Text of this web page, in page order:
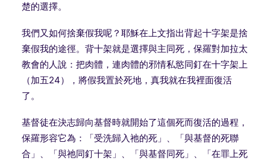
楚的選擇。
我們又如何捨棄假我呢？耶穌在上文指出背起十字架是捨
棄假我的途徑。背十架就是選擇與主同死，保羅對加拉太
教會的人說：把肉體，連肉體的邪情私慾同釘在十字架上
（加五24），將假我置於死地，真我就在我裡面復活
了。
基督徒在決志歸向基督時就開始了這個死而復活的過程，
保羅形容它為：「受洗歸入祂的死」、「與基督的死聯
合」、「與祂同釘十架」、「與基督同死」、「在罪上死